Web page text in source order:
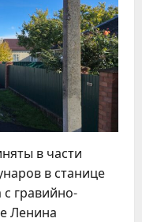
в части
в станице
гравийно-
Ленина